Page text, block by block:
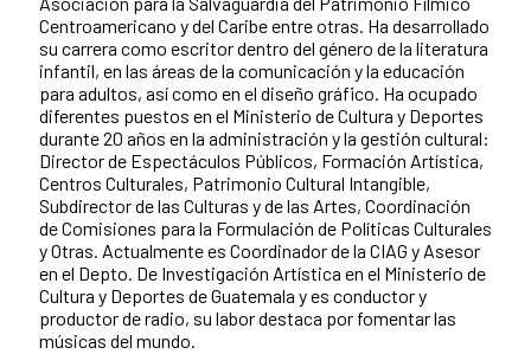
Centroamericano y del Caribe entre otras. Ha desarrollado
su carrera como escritor dentro del género de la literatura
infantil, en las áreas de la comunicación y la educación
para adultos, así como en el diseño gráfico. Ha ocupado
diferentes puestos en el Ministerio de Cultura y Deportes
durante 20 años en la administración y la gestión cultural:
Director de Espectáculos Públicos, Formación Artística,
Centros Culturales, Patrimonio Cultural Intangible,
Subdirector de las Culturas y de las Artes, Coordinación
de Comisiones para la Formulación de Políticas Culturales
y Otras. Actualmente es Coordinador de la CIAG y Asesor
en el Depto. De Investigación Artística en el Ministerio de
Cultura y Deportes de Guatemala y es conductor y
productor de radio, su labor destaca por fomentar las
músicas del mundo.